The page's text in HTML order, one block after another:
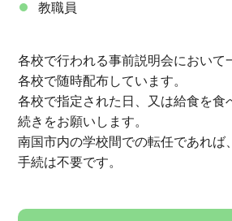
教職員
各校で行われる事前説明会において
各校で随時配布しています。
各校で指定された日、又は給食を食
続きをお願いします。
南国市内の学校間での転任であれば
手続は不要です。